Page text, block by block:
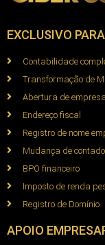
EXCLUSIVO
Contabilidade
Transformação de
Abertura de
Endereço fiscal
Registro de nome
Mudança de
BPO financeiro
Imposto de renda
Registro de Domínio
APOIO